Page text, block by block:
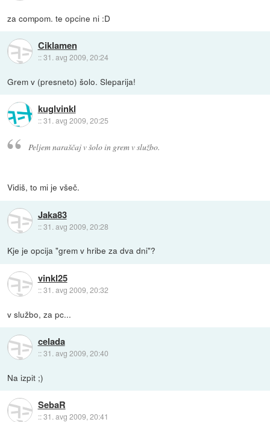
za compom. te opcine ni :D
Ciklamen
::31. avg 2009, 20:24
Grem v (presneto) šolo. Sleparija!
kuglvinkl
::31. avg 2009, 20:25
Peljem naraščaj v šolo in grem v službo.
Vidiš, to mi je všeč.
Jaka83
::31. avg 2009, 20:28
Kje je opcija "grem v hribe za dva dni"?
vinkl25
::31. avg 2009, 20:32
v službo, za pc...
celada
::31. avg 2009, 20:40
Na izpit ;)
SebaR
::31. avg 2009, 20:41